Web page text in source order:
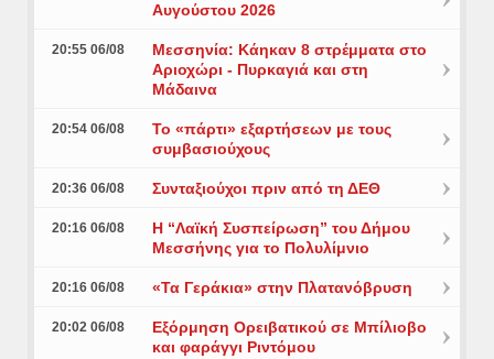
Αυγούστου 2026
20:55 06/08
Μεσσηνία: Κάηκαν 8 στρέμματα στο
Αριοχώρι - Πυρκαγιά και στη
Μάδαινα
20:54 06/08
Το «πάρτι» εξαρτήσεων με τους
συμβασιούχους
20:36 06/08 Συνταξιούχοι πριν από τη ΔΕΘ
20:16 06/08
Η “Λαϊκή Συσπείρωση” του Δήμου
Μεσσήνης για το Πολυλίμνιο
20:16 06/08 «Τα Γεράκια» στην Πλατανόβρυση
20:02 06/08
Εξόρμηση Ορειβατικού σε Μπίλιοβο
και φαράγγι Ριντόμου